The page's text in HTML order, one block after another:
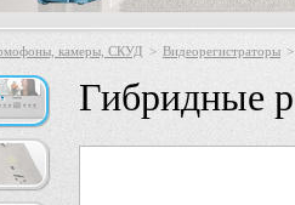
камеры, СКУД > Видеорегистраторы >
Гибридные